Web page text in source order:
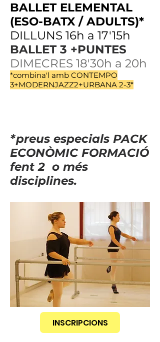
BALLET ELEMENTAL
(ESO-BATX / ADULTS)*
DILLUNS 16h a 17'15h
BALLET 3 +PUNTES
DIMECRES 18'30h a 20h
*combina'l amb CONTEMPO
3+MODERNJAZZ2+URBANA 2-3*
*preus especials PACK
ECONÒMIC FORMACIÓ
fent 2 o més
disciplines.
INSCRIPCIONS